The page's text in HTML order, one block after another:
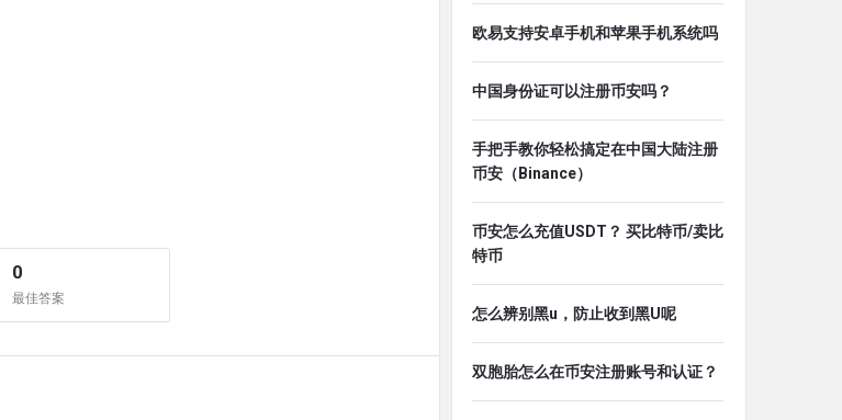
0
最佳答案
欧易支持安卓手机和苹果手机系统吗
中国身份证可以注册币安吗？
手把手教你轻松搞定在中国大陆注册
币安（Binance）
币安怎么充值USDT？ 买比特币/卖比
特币
怎么辨别黑u，防止收到黑U呢
双胞胎怎么在币安注册账号和认证？